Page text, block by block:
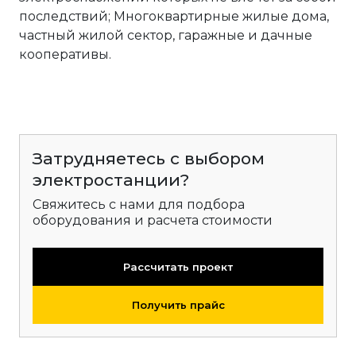
последствий; Многоквартирные жилые дома,
частный жилой сектор, гаражные и дачные
кооперативы.
Затрудняетесь с выбором
электростанции?
Свяжитесь с нами для подбора
оборудования и расчета стоимости
Рассчитать проект
Получить прайс